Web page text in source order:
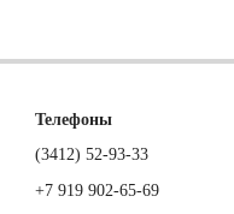
Телефоны
(3412) 52-93-33
+7 919 902-65-69